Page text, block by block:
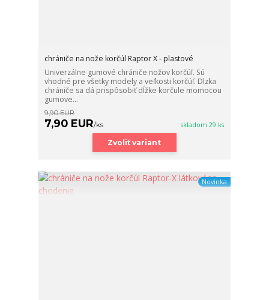
chrániče na nože korčúl Raptor X - plastové
Univerzálne gumové chrániče nožov korčúľ. Sú
vhodné pre všetky modely a veľkosti korčúľ. Dlzka
chrániče sa dá prispôsobiť dĺžke korčule momocou
gumove...
9,90 EUR
7,90 EUR/ks skladom 29 ks
Zvoliť variant
Novinka